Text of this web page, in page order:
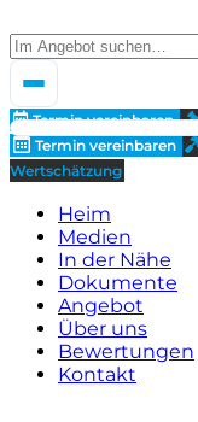
Termin vereinbaren
Termin vereinbaren
Wertschätzung
Heim
Medien
In der Nähe
Dokumente
Angebot
Über uns
Bewertungen
Kontakt